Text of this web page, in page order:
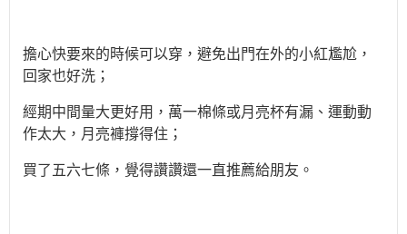
擔心快要來的時候可以穿，避免出門在外的小紅尷尬，
回家也好洗；
經期中間量大更好用，萬一棉條或月亮杯有漏、運動動
作太大，月亮褲撐得住；
買了五六七條，覺得讚讚還一直推薦給朋友。